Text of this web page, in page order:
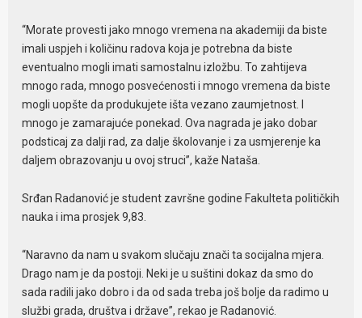
“Morate provesti jako mnogo vremena na akademiji da biste
imali uspjeh i količinu radova koja je potrebna da biste
eventualno mogli imati samostalnu izložbu. To zahtijeva
mnogo rada, mnogo posvećenosti i mnogo vremena da biste
mogli uopšte da produkujete išta vezano zaumjetnost. I
mnogo je zamarajuće ponekad. Ova nagrada je jako dobar
podsticaj za dalji rad, za dalje školovanje i za usmjerenje ka
daljem obrazovanju u ovoj struci”, kaže Nataša.
Srđan Radanović je student završne godine Fakulteta političkih
nauka i ima prosjek 9,83.
“Naravno da nam u svakom slučaju znači ta socijalna mjera.
Drago nam je da postoji. Neki je u suštini dokaz da smo do
sada radili jako dobro i da od sada treba još bolje da radimo u
službi grada, društva i države”, rekao je Radanović.